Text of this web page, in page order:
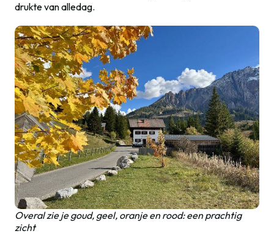
drukte van alledag.
Overal zie je goud, geel, oranje en rood: een prachtig
zicht